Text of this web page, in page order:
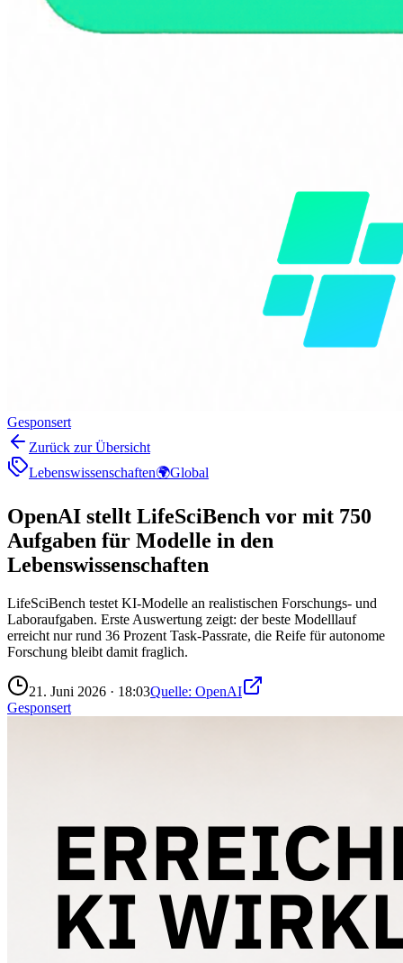
Gesponsert
Zurück zur Übersicht
Lebenswissenschaften🌍Global
OpenAI stellt LifeSciBench vor mit 750
Aufgaben für Modelle in den
Lebenswissenschaften
LifeSciBench testet KI-Modelle an realistischen Forschungs- und
Laboraufgaben. Erste Auswertung zeigt: der beste Modelllauf
erreicht nur rund 36 Prozent Task-Passrate, die Reife für autonome
Forschung bleibt damit fraglich.
21. Juni 2026 · 18:03Quelle: OpenAI
Gesponsert